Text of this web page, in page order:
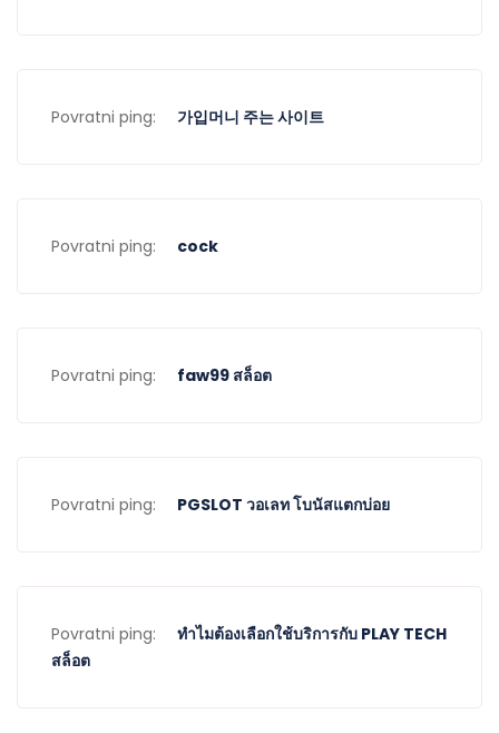
Povratni ping: 가입머니 주는 사이트
Povratni ping: cock
Povratni ping: faw99 สล็อต
Povratni ping: PGSLOT วอเลท โบนัสแตกบ่อย
Povratni ping:
ทำไมต้องเลือกใช้บริการกับ PLAY TECH
สล็อต